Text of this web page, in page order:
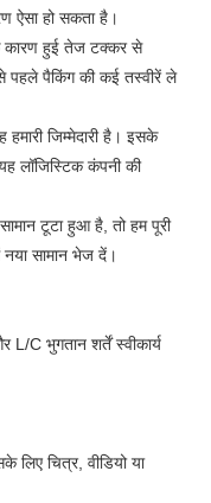
ऐसा हो सकता है।
कारण हुई तेज टक्कर से
पहले पैकिंग की कई तस्वीरें ले
जिम्मेदारी है। इसके
लॉजिस्टिक कंपनी की
टूटा हुआ है, तो हम पूरी
सामान भेज दें।
L/C भुगतान शर्तें स्वीकार्य
लिए चित्र, वीडियो या